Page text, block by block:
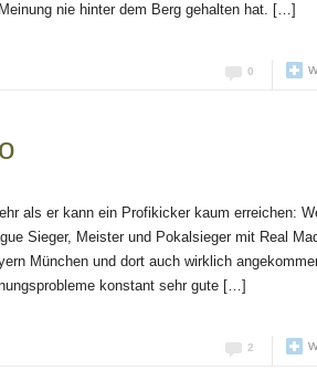
nie hinter dem Berg gehalten hat. […]
0
als er kann ein Profikicker kaum erreichen:
Sieger, Meister und Pokalsieger mit Real
München und dort auch wirklich
konstant sehr gute […]
2